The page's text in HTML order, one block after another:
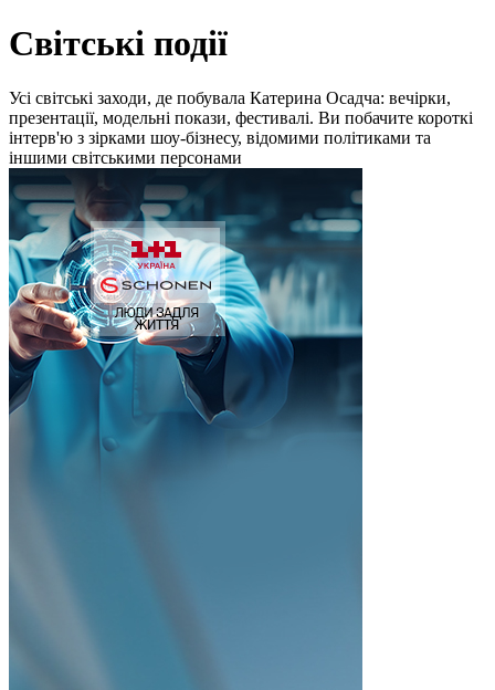
Світські події
Усі світські заходи, де побувала Катерина Осадча: вечірки,
презентації, модельні покази, фестивалі. Ви побачите короткі
інтерв'ю з зірками шоу-бізнесу, відомими політиками та
іншими світськими персонами